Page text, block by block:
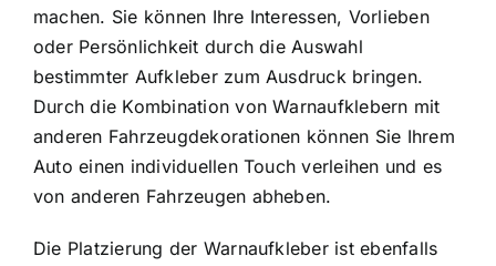
machen. Sie können Ihre Interessen, Vorlieben
oder Persönlichkeit durch die Auswahl
bestimmter Aufkleber zum Ausdruck bringen.
Durch die Kombination von Warnaufklebern mit
anderen Fahrzeugdekorationen können Sie Ihrem
Auto einen individuellen Touch verleihen und es
von anderen Fahrzeugen abheben.
Die Platzierung der Warnaufkleber ist ebenfalls